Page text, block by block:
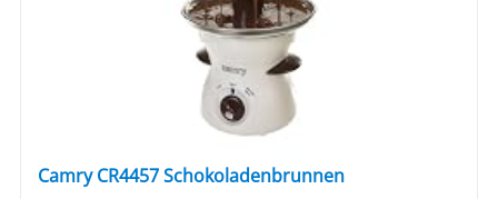
Camry CR4457 Schokoladenbrunnen